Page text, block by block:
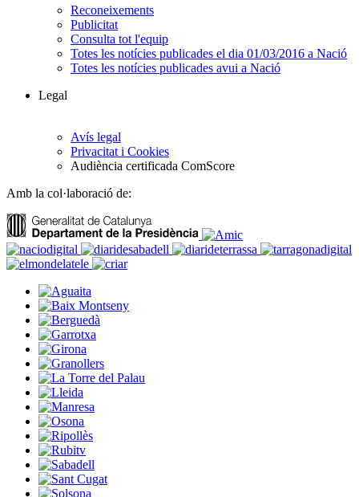
Reconeixements
Publicitat
Consulta tot l'equip
Totes les notícies publicades el dia 01/03/2016 a Nació
Totes les notícies publicades avui a Nació
Legal
Avís legal
Privacitat i Cookies
Audiència certificada ComScore
Amb la col·laboració de: